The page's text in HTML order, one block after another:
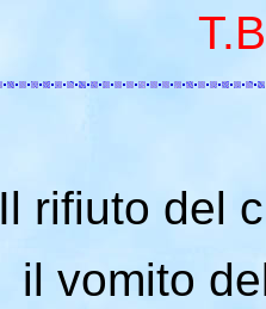
Il rifiuto del
il vomito